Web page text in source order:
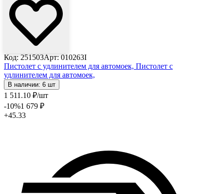
Код: 251503Арт: 010263I
Пистолет с удлинителем для автомоек, Пистолет с
удлинителем для автомоек,
В наличии: 6 шт
1 511 .10 ₽/шт
-10%1 679 ₽
+45.33